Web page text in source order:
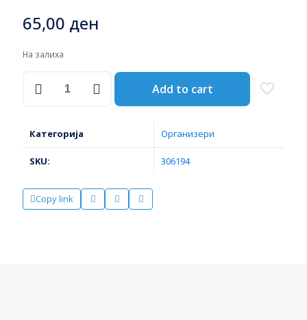
65,00 ден
На залиха
ШТРАФОВИ
x
75
Add to cart
Категорија Организери
SKU: 306194
Copy link